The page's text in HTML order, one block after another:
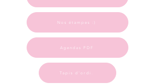
Nos étampes :)
Agendas PDF
Tapis d'ordi.